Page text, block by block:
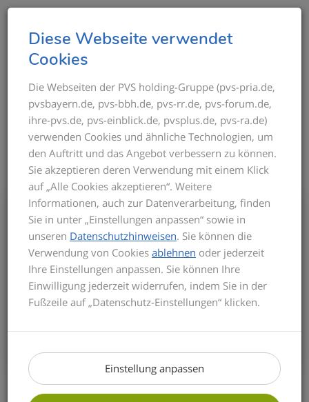
Diese Webseite verwendet
Cookies
Die Webseiten der PVS holding-Gruppe (pvs-pria.de,
pvsbayern.de, pvs-bbh.de, pvs-rr.de, pvs-forum.de,
ihre-pvs.de, pvs-einblick.de, pvsplus.de, pvs-ra.de)
verwenden Cookies und ähnliche Technologien, um
den Auftritt und das Angebot verbessern zu können.
Sie akzeptieren deren Verwendung mit einem Klick
auf „Alle Cookies akzeptieren“. Weitere
Informationen, auch zur Datenverarbeitung, finden
Sie in unter „Einstellungen anpassen“ sowie in
unseren Datenschutzhinweisen. Sie können die
Verwendung von Cookies ablehnen oder jederzeit
Ihre Einstellungen anpassen. Sie können Ihre
Einwilligung jederzeit widerrufen, indem Sie in der
Fußzeile auf „Datenschutz-Einstellungen“ klicken.
Einstellung anpassen
THEMEN IM ÜBERBLICK
Bis zum Inkrafttreten der neuen GOÄ gilt
für die Privatabrechnung die aktuelle
GOÄ-Fassung. Auf dieser basieren die
Seminarinhalte. Zu Beginn des Seminars
informieren wir Sie über den derzeitigen
Stand der neuen GOÄ. Zusätzlich
erhalten Sie einen kurzen Überblick über